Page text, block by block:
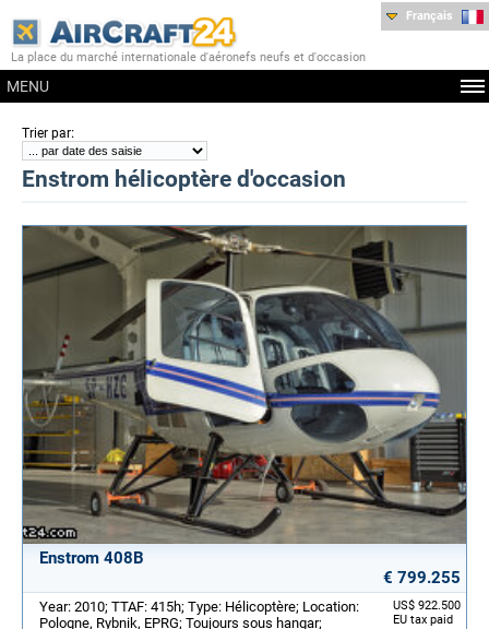
La place du marché internationale d'aéronefs neufs et d'occasion
MENU
Français
Trier par:
Enstrom hélicoptère d'occasion
Enstrom 408B
€ 799.255
US$ 922.500
EU tax paid
Year: 2010; TTAF: 415h; Type: Hélicoptère; Location:
Pologne, Rybnik, EPRG; Toujours sous hangar;